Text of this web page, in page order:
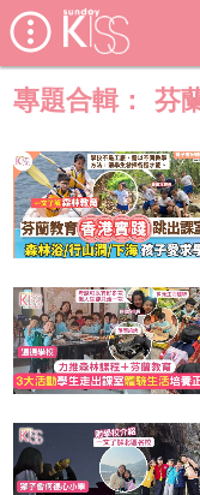
專題合輯： 芬